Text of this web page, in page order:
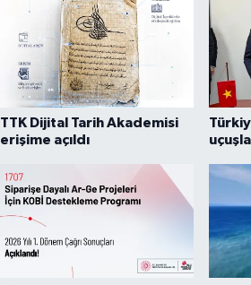
TTK Dijital Tarih Akademisi
erişime açıldı